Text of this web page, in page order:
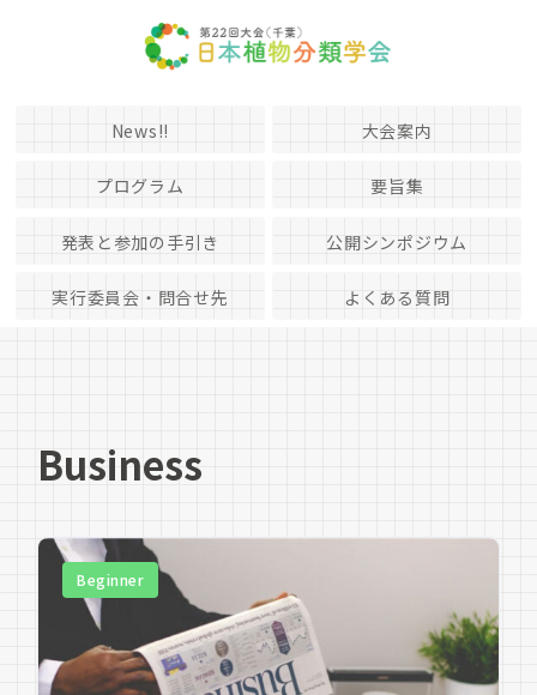
News!! 大会案内
プログラム 要旨集
発表と参加の手引き 公開シンポジウム
実行委員会・問合せ先 よくある質問
Business
Beginner